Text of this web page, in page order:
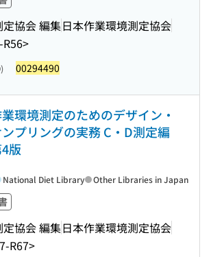
協会 編集日本作業環境測定協会
00294490
環境測定のためのデザイン・
プリングの実務 C・D測定編
版
協会 編集日本作業環境測定協会
R67>
National Diet Library Other Libraries in Japan